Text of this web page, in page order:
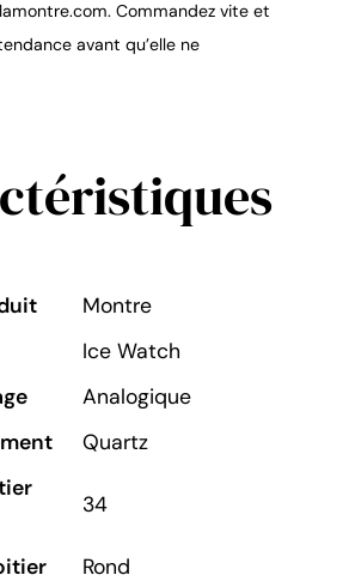
Commandez vite et
avant qu’elle ne
Montre
Ice Watch
Analogique
Quartz
34
Rond